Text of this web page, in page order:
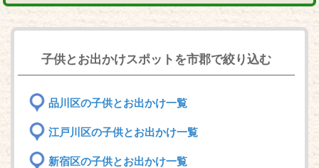
子供とお出かけスポットを市郡で絞り込む
品川区の子供とお出かけ一覧
江戸川区の子供とお出かけ一覧
新宿区の子供とお出かけ一覧